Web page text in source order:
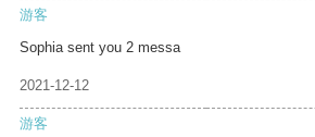
游客
Sophia sent you 2 messa
2021-12-12
游客